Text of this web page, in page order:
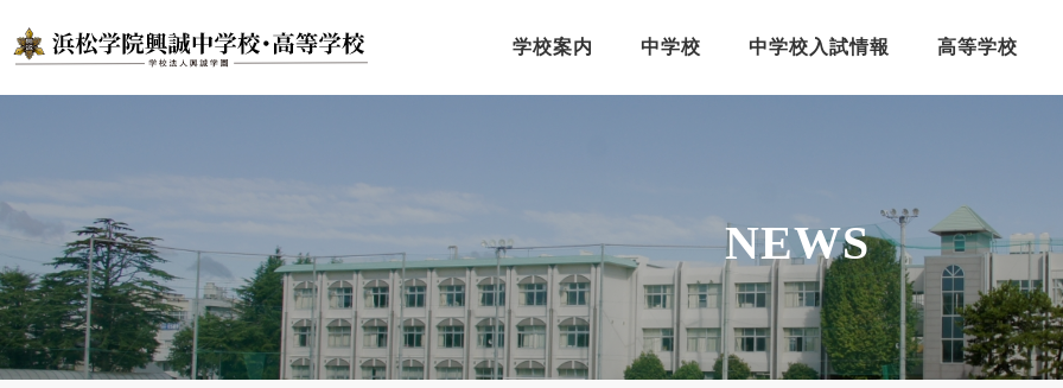
学校案内 中学校 中学校入試情報 高等学校
NEWS